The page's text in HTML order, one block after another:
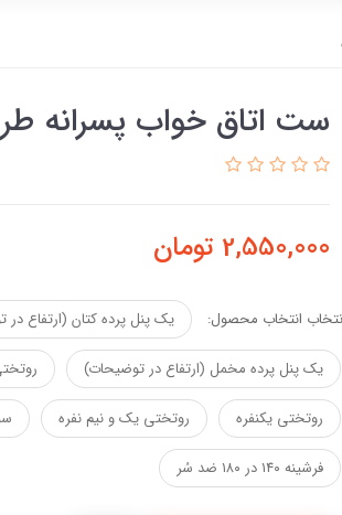
ست اتاق خواب پسرانه
2,550,000 تومان
انتخاب محصول: یک پنل پرده کتان (ارتفاع
یک پنل پرده مخمل (ارتفاع در توضیحات)
روتختی یکنفره روتختی یک و نیم نفره
فرشینه ۱۴۰ در ۱۸۰ ضد سُر